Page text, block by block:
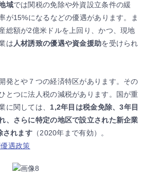
域では関税の免除や外資設立条件の緩
が15%になるなどの優遇があります。ま
総額が2億米ドルを上回り、かつ、現地
は 人材誘致の優遇や資金援助を受けられ
発とや７つの経済特区があります。その
とつに法人税の減税があります。国が重
に関しては、 1,2年目は税金免除、3年目
、さらに特定の地区で設立された新企業
されます （2020年まで有効）。
遇政策